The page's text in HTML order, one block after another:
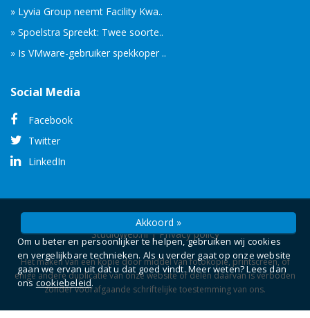
» Lyvia Group neemt Facility Kwa..
» Spoelstra Spreekt: Twee soorte..
» Is VMware-gebruiker spekkoper ..
Social Media
Facebook
Twitter
LinkedIn
Camelot ICT Groep
Studioweb.nl|Privacy policy
Het maken van een kopie door middel van fotokopie, printscreen, of
enige andere duplicatie van onze website of delen daarvan is verboden
zonder voorafgaande schriftelijke toestemming van ons.
Akkoord »
Om u beter en persoonlijker te helpen, gebruiken wij cookies
en vergelijkbare technieken. Als u verder gaat op onze website
gaan we ervan uit dat u dat goed vindt. Meer weten? Lees dan
onscookiebeleid.